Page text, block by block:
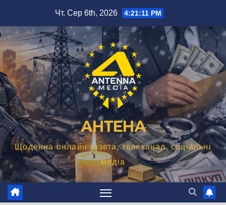
вмісту
Чт. Сер 6th, 2026 4:21:12 PM
АНТЕНА
Щоденна онлайн газета, телеканал, соціальні
медіа